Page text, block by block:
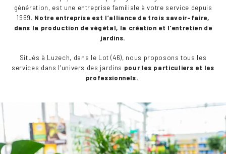
génération, est une entreprise familiale à votre service depuis
1969. Notre entreprise est l’alliance de trois savoir-faire,
dans la production de végétal, la création et l’entretien de
jardins.
Situés à Luzech, dans le Lot (46), nous proposons tous les
services dans l’univers des jardins pour les particuliers et les
professionnels.